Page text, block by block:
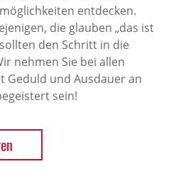
entdecken.
die glauben „das ist
den Schritt in die
nehmen Sie bei allen
Geduld und Ausdauer an
sein!